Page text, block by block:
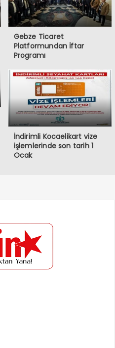
Gebze Ticaret
Platformundan İftar
Programı
İndirimli Kocaelikart vize
işlemlerinde son tarih 1
Ocak